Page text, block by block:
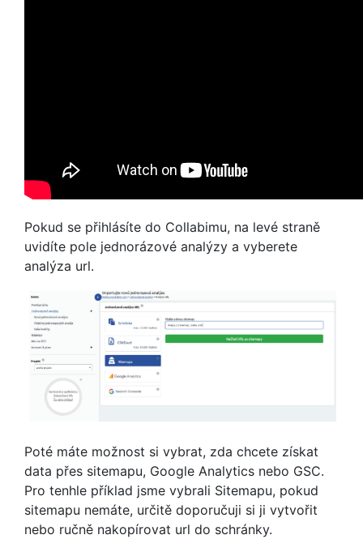
Pokud se přihlásíte do Collabimu, na levé straně
uvidíte pole jednorázové analýzy a vyberete
analýza url.
Poté máte možnost si vybrat, zda chcete získat
data přes sitemapu, Google Analytics nebo GSC.
Pro tenhle příklad jsme vybrali Sitemapu, pokud
sitemapu nemáte, určitě doporučuji si ji vytvořit
nebo ručně nakopírovat url do schránky.